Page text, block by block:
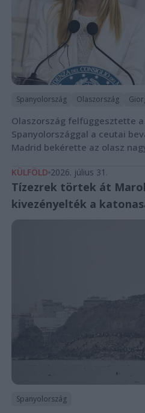
Spanyolország Olaszország
Olaszország felfüggesztette
Spanyolországgal a ceutai
Madrid bekérette az olasz
KÜLFÖLD 2026. július 31.
Tízezrek törtek át
kivezényelték a
Spanyolország